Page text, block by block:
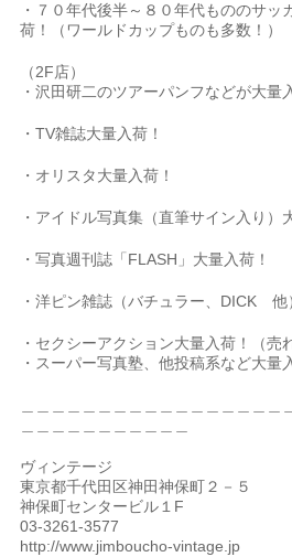
・７０年代後半～８０年代もののサッ
荷！（ワールドカップものも多数！）
（2F店）
・沢田研二のツアーパンフなどが大量
・TV雑誌大量入荷！
・オリスタ大量入荷！
・アイドル写真集（直筆サイン入り）
・写真週刊誌「FLASH」大量入荷！
・洋ピン雑誌（バチュラー、DICK 他
・セクシーアクション大量入荷！（売
・スーパー写真塾、他投稿系など大量
ヴィンテージ
東京都千代田区神田神保町２－５
神保町センタービル１F
03-3261-3577
http://www.jimboucho-vintage.jp